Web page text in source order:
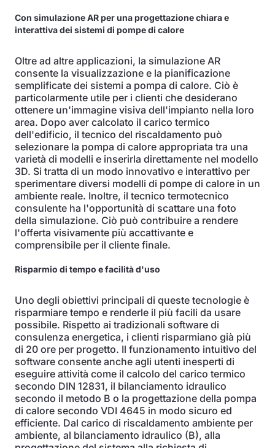
Con simulazione AR per una progettazione chiara e
interattiva dei sistemi di pompe di calore
Oltre ad altre applicazioni, la simulazione AR
consente la visualizzazione e la pianificazione
semplificate dei sistemi a pompa di calore. Ciò è
particolarmente utile per i clienti che desiderano
ottenere un'immagine visiva dell'impianto nella loro
area. Dopo aver calcolato il carico termico
dell'edificio, il tecnico del riscaldamento può
selezionare la pompa di calore appropriata tra una
varietà di modelli e inserirla direttamente nel modello
3D. Si tratta di un modo innovativo e interattivo per
sperimentare diversi modelli di pompe di calore in un
ambiente reale. Inoltre, il tecnico termotecnico
consulente ha l'opportunità di scattare una foto
della simulazione. Ciò può contribuire a rendere
l'offerta visivamente più accattivante e
comprensibile per il cliente finale.
Risparmio di tempo e facilità d'uso
Uno degli obiettivi principali di queste tecnologie è
risparmiare tempo e renderle il più facili da usare
possibile. Rispetto ai tradizionali software di
consulenza energetica, i clienti risparmiano già più
di 20 ore per progetto. Il funzionamento intuitivo del
software consente anche agli utenti inesperti di
eseguire attività come il calcolo del carico termico
secondo DIN 12831, il bilanciamento idraulico
secondo il metodo B o la progettazione della pompa
di calore secondo VDI 4645 in modo sicuro ed
efficiente. Dal carico di riscaldamento ambiente per
ambiente, al bilanciamento idraulico (B), alla